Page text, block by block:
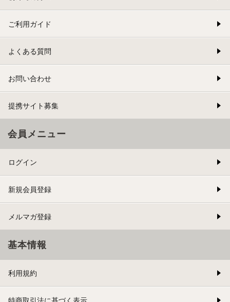
ご利用ガイド
よくある質問
お問い合わせ
提携サイト募集
会員メニュー
ログイン
新規会員登録
メルマガ登録
基本情報
利用規約